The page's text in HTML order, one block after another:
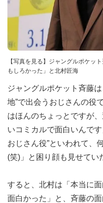
【写真を見る】ジャングルポケッ
もしろかった」と北村匠海
ジャングルポケット斉藤は
地”で出会うおじさんの役
はほんのちょっとですが
いコミカルで面白いんで
おじさん役”といわれて、
(笑)」と困り顔も見せてい
すると、北村は「本当に
面白かった」と、斉藤の